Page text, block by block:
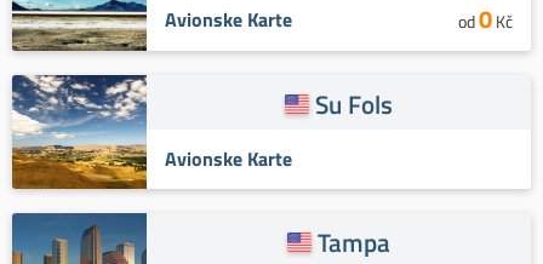
Avionske Karte od0Kč
Su Fols
Avionske Karte
Tampa